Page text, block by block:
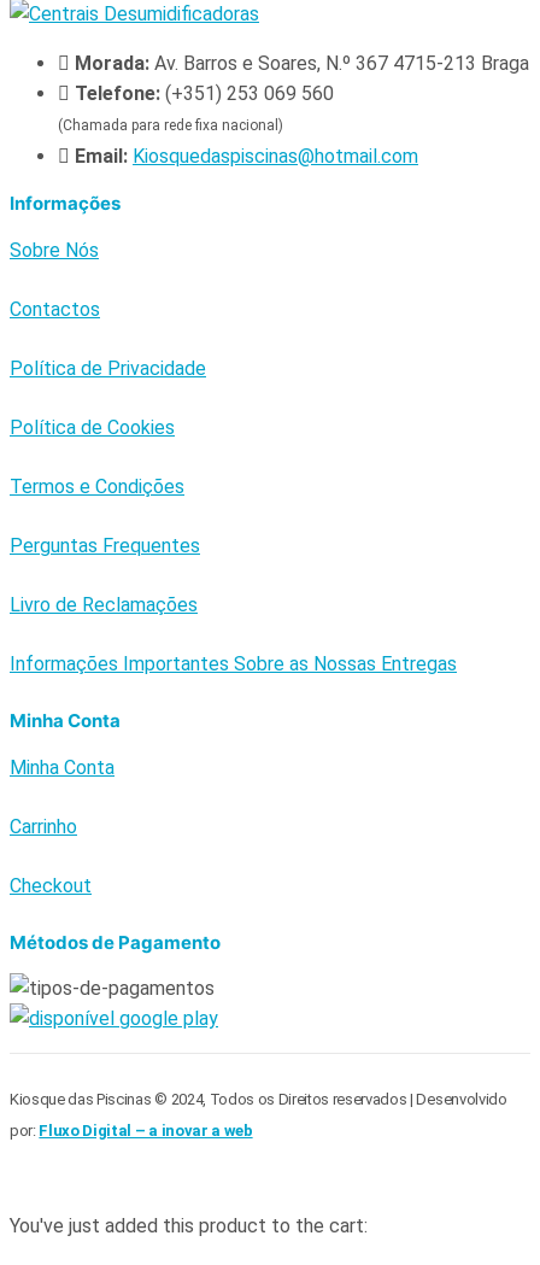
Morada: Av. Barros e Soares, N.º 367 4715-213 Braga
Telefone: (+351) 253 069 560
(Chamada para rede fixa nacional)
Email: Kiosquedaspiscinas@hotmail.com
Informações
Sobre Nós
Contactos
Política de Privacidade
Política de Cookies
Termos e Condições
Perguntas Frequentes
Livro de Reclamações
Informações Importantes Sobre as Nossas Entregas
Minha Conta
Minha Conta
Carrinho
Checkout
Métodos de Pagamento
Kiosque das Piscinas © 2024, Todos os Direitos reservados | Desenvolvido
por: Fluxo Digital – a inovar a web
You've just added this product to the cart: